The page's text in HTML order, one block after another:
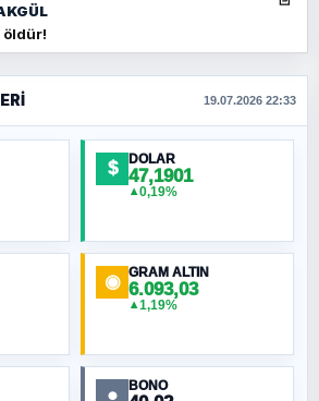
BÜYÜKKALKAN
NATO Toplantısı mı, Yeni
Haritasının Provası mı?
19.07.2026 22:33
$ DOLAR
47,1901
▲0,19%
◉ GRAM ALTIN
6.093,03
▲1,19%
● BONO